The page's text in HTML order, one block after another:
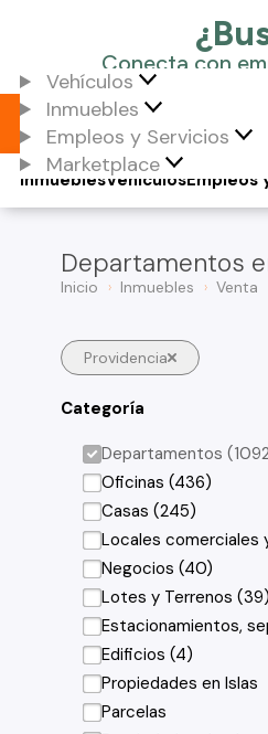
Vehículos
Inmuebles
Empleos y Servicios
Marketplace
Vehículos
Inmuebles Empleos
Departamentos
Inicio Inmuebles Venta
Providencia
Categoría
Departamentos
Oficinas (436)
Casas (245)
Locales comerciales
Negocios (40)
Lotes y Terrenos (39)
Estacionamientos,
Edificios (4)
Propiedades en Islas
Parcelas